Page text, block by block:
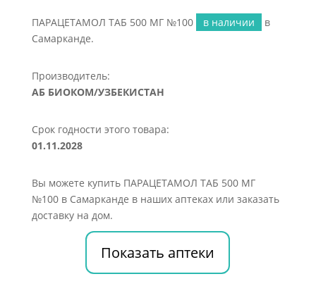
ПАРАЦЕТАМОЛ ТАБ 500 МГ №100 в наличии
в
Самарканде.
Производитель:
АБ БИОКОМ/УЗБЕКИСТАН
Срок годности этого товара:
01.11.2028
Вы можете купить ПАРАЦЕТАМОЛ ТАБ 500 МГ
№100 в Самарканде в наших аптеках или заказать
доставку на дом.
Показать аптеки